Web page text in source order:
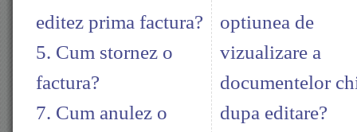
editez prima factura?
5. Cum stornez o
factura?
7. Cum anulez o
optiunea de
vizualizare a
documentelor
dupa editare?